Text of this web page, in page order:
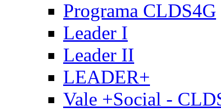
Programa CLDS4G
Leader I
Leader II
LEADER+
Vale +Social -